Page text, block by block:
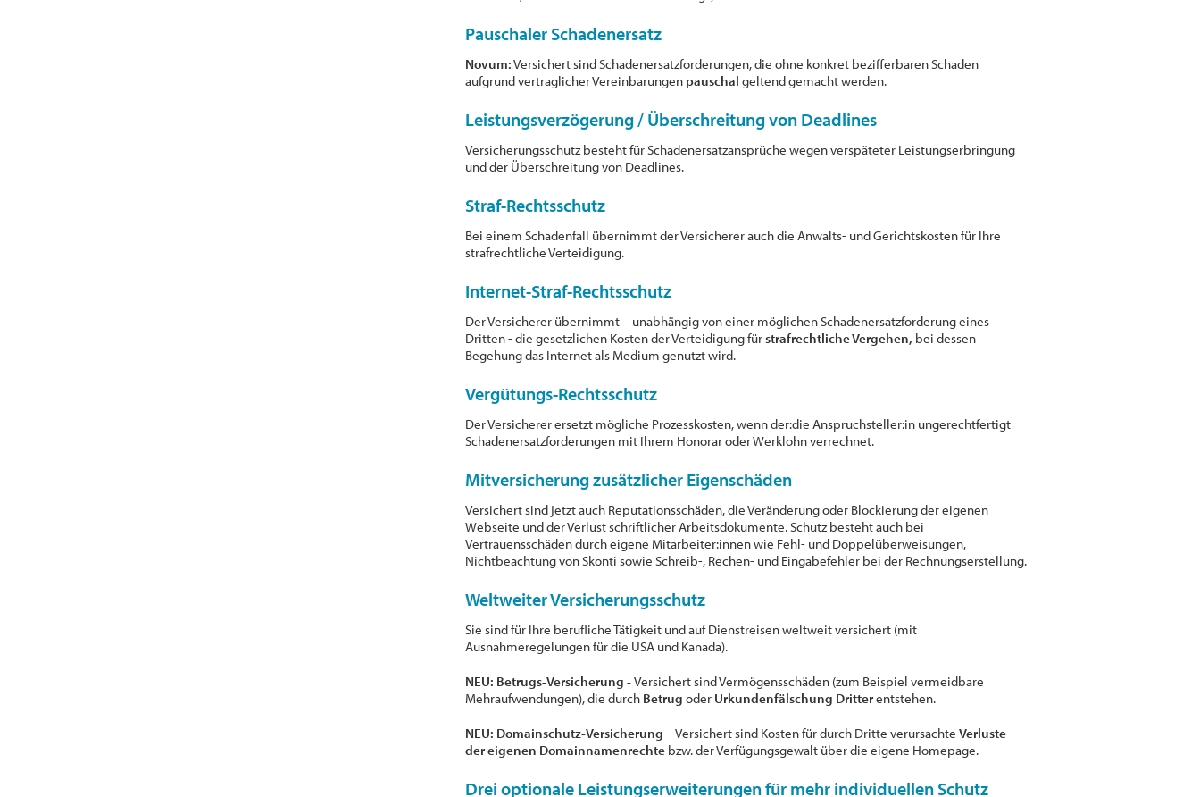
Pauschaler Schadenersatz
Novum:Versichert sind Schadenersatzforderungen, die ohne konkret bezifferbaren Schaden
aufgrund vertraglicher Vereinbarungen pauschal geltend gemacht werden.
Leistungsverzögerung / Überschreitung von Deadlines
Versicherungsschutz besteht für Schadenersatzansprüche wegen verspäteter Leistungserbringung
und der Überschreitung von Deadlines.
Straf-Rechtsschutz
Bei einem Schadenfall übernimmt der Versicherer auch die Anwalts- und Gerichtskosten für Ihre
strafrechtliche Verteidigung.
Internet-Straf-Rechtsschutz
Der Versicherer übernimmt – unabhängig von einer möglichen Schadenersatzforderung eines
Dritten - die gesetzlichen Kosten der Verteidigung fürstrafrechtliche Vergehen, bei dessen
Begehung das Internet als Medium genutzt wird.
Vergütungs-Rechtsschutz
Der Versicherer ersetzt mögliche Prozesskosten, wenn der:die Anspruchsteller:in ungerechtfertigt
Schadenersatzforderungen mit Ihrem Honorar oder Werklohn verrechnet.
Mitversicherung zusätzlicher Eigenschäden
Versichert sind jetzt auch Reputationsschäden, die Veränderung oder Blockierung der eigenen
Webseite und der Verlust schriftlicher Arbeitsdokumente. Schutz besteht auch bei
Vertrauensschäden durch eigene Mitarbeiter:innen wie Fehl- und Doppelüberweisungen,
Nichtbeachtung von Skonti sowie Schreib-, Rechen- und Eingabefehler bei der Rechnungserstellung.
Weltweiter Versicherungsschutz
Sie sind für Ihre berufliche Tätigkeit und auf Dienstreisen weltweit versichert (mit
Ausnahmeregelungen für die USA und Kanada).
NEU: Betrugs-Versicherung -Versichert sind Vermögensschäden (zum Beispiel vermeidbare
Mehraufwendungen), die durch Betrugoder Urkundenfälschung Dritterentstehen.
NEU: Domainschutz-Versicherung - Versichert sind Kosten für durch Dritte verursachteVerluste
der eigenen Domainnamenrechte bzw. der Verfügungsgewalt über die eigene Homepage.
Drei optionale Leistungserweiterungen für mehr individuellen Schutz